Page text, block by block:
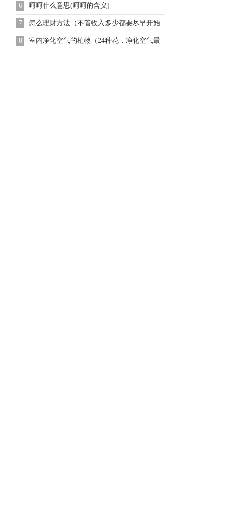
6 呵呵什么意思(呵呵的含义)
7 怎么理财方法（不管收入多少都要尽早开始
理财）
8 室内净化空气的植物（24种花，净化空气最